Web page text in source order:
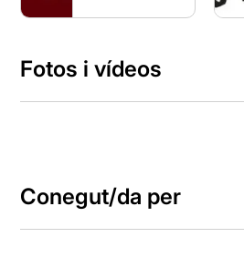
Fotos i vídeos
Conegut/da per